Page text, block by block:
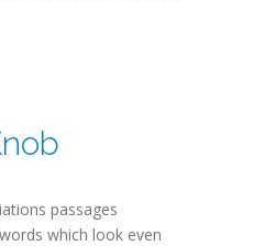
passages
which look even